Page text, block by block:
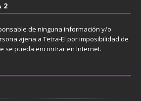
2
de ninguna información y/o
ajena a Tetra-El por imposibilidad de
se pueda encontrar en Internet.